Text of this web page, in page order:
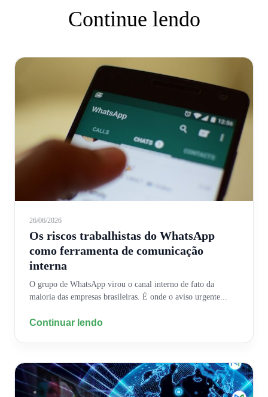
Continue lendo
26/06/2026
Os riscos trabalhistas do WhatsApp
como ferramenta de comunicação
interna
O grupo de WhatsApp virou o canal interno de fato da
maioria das empresas brasileiras. É onde o aviso urgente...
Continuar lendo